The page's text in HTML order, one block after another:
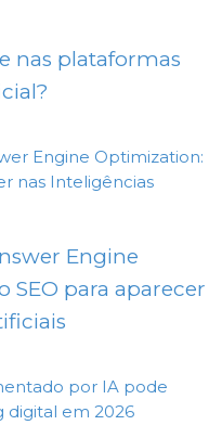
nas plataformas
Engine
SEO para aparecer